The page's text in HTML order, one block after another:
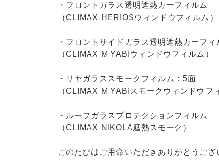
・フロントガラス透明遮熱カーフィルム
（CLIMAX HERIOSウィンドウフィルム）
・フロントサイドガラス透明遮熱カーフィ
（CLIMAX MIYABIウィンドウフィルム）
・リヤガラススモークフィルム：5面
（CLIMAX MIYABIスモークウィンドウフ
・ルーフガラスプロテクションフィルム
（CLIMAX NIKOLA遮熱スモーク）
このたびはご用命いただきありがとうござ